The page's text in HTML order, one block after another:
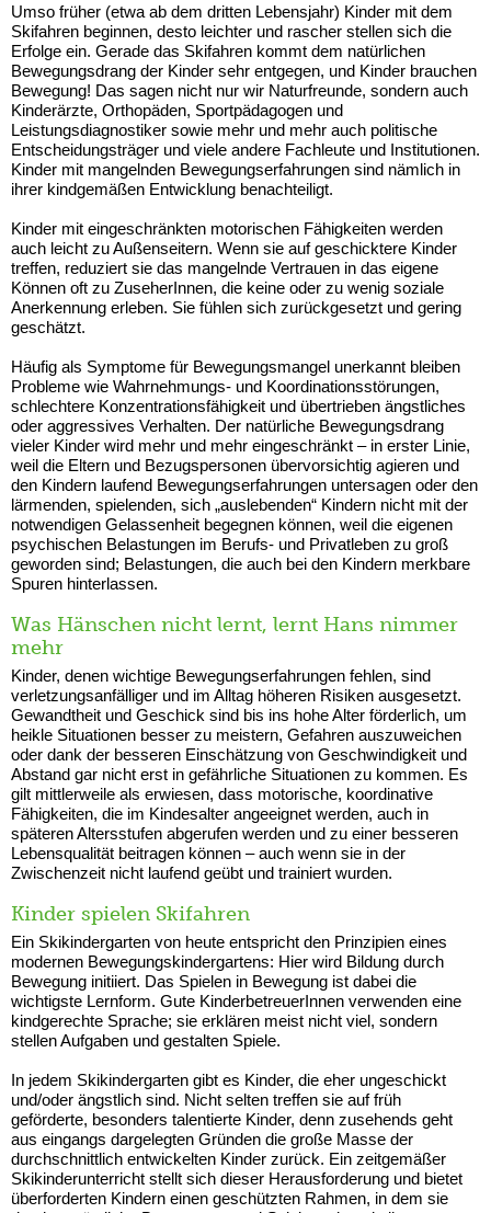
Umso früher (etwa ab dem dritten Lebensjahr) Kinder mit dem
Skifahren beginnen, desto leichter und rascher stellen sich die
Erfolge ein. Gerade das Skifahren kommt dem natürlichen
Bewegungsdrang der Kinder sehr entgegen, und Kinder brauchen
Bewegung! Das sagen nicht nur wir Naturfreunde, sondern auch
Kinderärzte, Orthopäden, Sportpädagogen und
Leistungsdiagnostiker sowie mehr und mehr auch politische
Entscheidungsträger und viele andere Fachleute und Institutionen.
Kinder mit mangelnden Bewegungserfahrungen sind nämlich in
ihrer kindgemäßen Entwicklung benachteiligt.
Kinder mit eingeschränkten motorischen Fähigkeiten werden
auch leicht zu Außenseitern. Wenn sie auf geschicktere Kinder
treffen, reduziert sie das mangelnde Vertrauen in das eigene
Können oft zu ZuseherInnen, die keine oder zu wenig soziale
Anerkennung erleben. Sie fühlen sich zurückgesetzt und gering
geschätzt.
Häufig als Symptome für Bewegungsmangel unerkannt bleiben
Probleme wie Wahrnehmungs- und Koordinationsstörungen,
schlechtere Konzentrationsfähigkeit und übertrieben ängstliches
oder aggressives Verhalten. Der natürliche Bewegungsdrang
vieler Kinder wird mehr und mehr eingeschränkt – in erster Linie,
weil die Eltern und Bezugspersonen übervorsichtig agieren und
den Kindern laufend Bewegungserfahrungen untersagen oder den
lärmenden, spielenden, sich „auslebenden“ Kindern nicht mit der
notwendigen Gelassenheit begegnen können, weil die eigenen
psychischen Belastungen im Berufs- und Privatleben zu groß
geworden sind; Belastungen, die auch bei den Kindern merkbare
Spuren hinterlassen.
Was Hänschen nicht lernt, lernt Hans nimmer
mehr
Kinder, denen wichtige Bewegungserfahrungen fehlen, sind
verletzungsanfälliger und im Alltag höheren Risiken ausgesetzt.
Gewandtheit und Geschick sind bis ins hohe Alter förderlich, um
heikle Situationen besser zu meistern, Gefahren auszuweichen
oder dank der besseren Einschätzung von Geschwindigkeit und
Abstand gar nicht erst in gefährliche Situationen zu kommen. Es
gilt mittlerweile als erwiesen, dass motorische, koordinative
Fähigkeiten, die im Kindesalter angeeignet werden, auch in
späteren Altersstufen abgerufen werden und zu einer besseren
Lebensqualität beitragen können – auch wenn sie in der
Zwischenzeit nicht laufend geübt und trainiert wurden.
Kinder spielen Skifahren
Ein Skikindergarten von heute entspricht den Prinzipien eines
modernen Bewegungskindergartens: Hier wird Bildung durch
Bewegung initiiert. Das Spielen in Bewegung ist dabei die
wichtigste Lernform. Gute KinderbetreuerInnen verwenden eine
kindgerechte Sprache; sie erklären meist nicht viel, sondern
stellen Aufgaben und gestalten Spiele.
In jedem Skikindergarten gibt es Kinder, die eher ungeschickt
und/oder ängstlich sind. Nicht selten treffen sie auf früh
geförderte, besonders talentierte Kinder, denn zusehends geht
aus eingangs dargelegten Gründen die große Masse der
durchschnittlich entwickelten Kinder zurück. Ein zeitgemäßer
Skikinderunterricht stellt sich dieser Herausforderung und bietet
überforderten Kindern einen geschützten Rahmen, in dem sie